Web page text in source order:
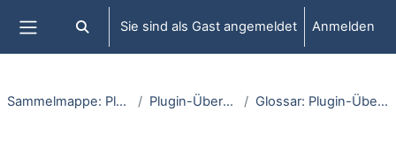
Website-Übersicht
Sucheingabe umschalten
Sie sind als Gast angemeldet Anmelden
Sammelmappe: Plugins Plugin-Übersicht Glossar: Plugin-Übersicht